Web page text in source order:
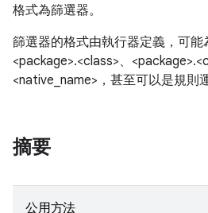
格式為篩選器。
篩選器的格式由執行器定義，可能
<package>.<class>、
<native_name>，甚至可以是規則
摘要
公用方法